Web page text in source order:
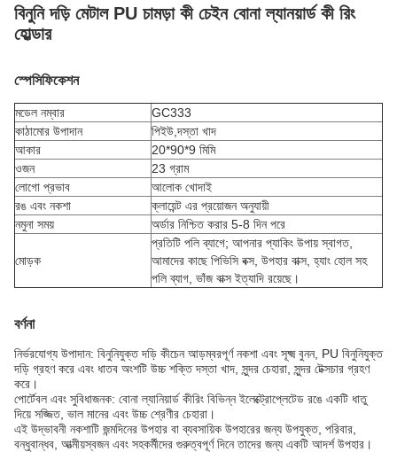
বিনুনি দড়ি মেটাল PU চামড়া কী চেইন বোনা ল্যানয়ার্ড কী রিং
হোল্ডার
স্পেসিফিকেশন
মডেল নম্বার
GC333
কাঠামোর উপাদান
পিইউ,দস্তা খাদ
আকার
20*90*9 মিমি
ওজন
23 গ্রাম
লোগো প্রভাব
আলোক খোদাই
রঙ এবং নকশা
ক্লায়েন্ট এর প্রয়োজন অনুযায়ী
নমুনা সময়
অর্ডার নিশ্চিত করার 5-8 দিন পরে
মোড়ক
প্রতিটি পলি ব্যাগে; আপনার প্যাকিং উপায় স্বাগত,
আমাদের কাছে পিভিসি বক্স, উপহার বাক্স, হ্যাং হোল সহ
পলি ব্যাগ, ভাঁজ বাক্স ইত্যাদি রয়েছে।
বর্ণনা
নির্ভরযোগ্য উপাদান: বিনুনিযুক্ত দড়ি কীচেন আড়ম্বরপূর্ণ নকশা এবং সূক্ষ্ম বুনন, PU বিনুনিযুক্ত
দড়ি গ্রহণ করে এবং ধাতব অংশটি উচ্চ শক্তি দস্তা খাদ, সুন্দর চেহারা, সুন্দর টেক্সচার গ্রহণ
করে।
পোর্টেবল এবং সুবিধাজনক: বোনা ল্যানিয়ার্ড কীরিং বিভিন্ন ইলেক্ট্রোপ্লেটেড রঙে একটি ধাতু
দিয়ে সজ্জিত, ভাল মানের এবং উচ্চ শ্রেণীর চেহারা।
এই উদ্ভাবনী নকশাটি জন্মদিনের উপহার বা ব্যবসায়িক উপহারের জন্য উপযুক্ত, পরিবার,
বন্ধুবান্ধব, আত্মীয়স্বজন এবং সহকর্মীদের গুরুত্বপূর্ণ দিনে তাদের জন্য একটি আদর্শ উপহার।